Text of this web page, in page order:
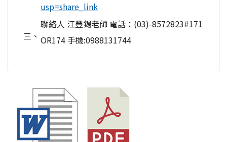
usp=share_link
三、
聯絡人 江豐錫老師 電話：(03)-8572823#171
OR174 手機:0988131744